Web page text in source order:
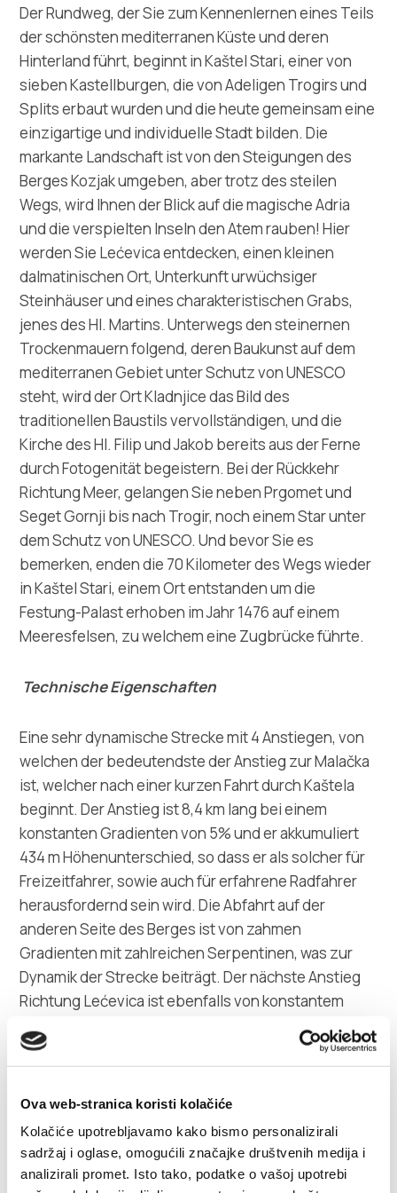
Ova web-stranica koristi kolačiće
Kolačiće upotrebljavamo kako bismo personalizirali
sadržaj i oglase, omogućili značajke društvenih medija i
analizirali promet. Isto tako, podatke o vašoj upotrebi
Multimedia
Turistički ured
Safe in Dalmatia
de
+385 21 227 933
info@kastela-info.hr
Villa Nika, Kamberovo šetalište 30,
21216 Kaštel Stari, Hrvatska
Richtungen
Der Rundweg, der Sie zum Kennenlernen eines Teils
der schönsten mediterranen Küste und deren
Hinterland führt, beginnt in Kaštel Stari, einer von
sieben Kastellburgen, die von Adeligen Trogirs und
Splits erbaut wurden und die heute gemeinsam eine
einzigartige und individuelle Stadt bilden. Die
markante Landschaft ist von den Steigungen des
Berges Kozjak umgeben, aber trotz des steilen
Wegs, wird Ihnen der Blick auf die magische Adria
und die verspielten Inseln den Atem rauben! Hier
werden Sie Lećevica entdecken, einen kleinen
dalmatinischen Ort, Unterkunft urwüchsiger
Steinhäuser und eines charakteristischen Grabs,
jenes des Hl. Martins. Unterwegs den steinernen
Trockenmauern folgend, deren Baukunst auf dem
mediterranen Gebiet unter Schutz von UNESCO
steht, wird der Ort Kladnjice das Bild des
traditionellen Baustils vervollständigen, und die
Kirche des Hl. Filip und Jakob bereits aus der Ferne
durch Fotogenität begeistern. Bei der Rückkehr
Richtung Meer, gelangen Sie neben Prgomet und
Seget Gornji bis nach Trogir, noch einem Star unter
dem Schutz von UNESCO. Und bevor Sie es
bemerken, enden die 70 Kilometer des Wegs wieder
in Kaštel Stari, einem Ort entstanden um die
Festung-Palast erhoben im Jahr 1476 auf einem
Meeresfelsen, zu welchem eine Zugbrücke führte.
Technische Eigenschaften
Eine sehr dynamische Strecke mit 4 Anstiegen, von
welchen der bedeutendste der Anstieg zur Malačka
ist, welcher nach einer kurzen Fahrt durch Kaštela
beginnt. Der Anstieg ist 8,4 km lang bei einem
konstanten Gradienten von 5% und er akkumuliert
434 m Höhenunterschied, so dass er als solcher für
Freizeitfahrer, sowie auch für erfahrene Radfahrer
herausfordernd sein wird. Die Abfahrt auf der
anderen Seite des Berges ist von zahmen
Gradienten mit zahlreichen Serpentinen, was zur
Dynamik der Strecke beiträgt. Der nächste Anstieg
Richtung Lećevica ist ebenfalls von konstantem
Gradienten von 5% mit einer Ausrichtung auf halber
Strecke des Anstiegs. Die dynamische Fahrt über
welliges Gelände führt bis zum Anstieg Richtung
Prgomet, welcher dieselben Eigenschaften hat wie
kürzeren Länge von 2,8 km. Ein sehr schneller
Abschnitt führt bis zur Abfahrt nach Seget, welche